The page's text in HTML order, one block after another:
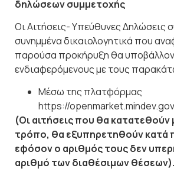
δηλώσεωνσυμμετοχής
Οι Αιτήσεις- Υπεύθυνες Δηλώσεις
συνημμένα δικαιολογητικά που
παρούσα προκήρυξη θα
ενδιαφερόμενους με τους
Mέσω της πλατφόρμας
https://
(Οι αιτήσεις που θα κατατεθούν
τρόπο, θα εξυπηρετηθούν κατά
εφόσονο αριθμόςτουςδεν
αριθμό των διαθέσιμων θέσεων).